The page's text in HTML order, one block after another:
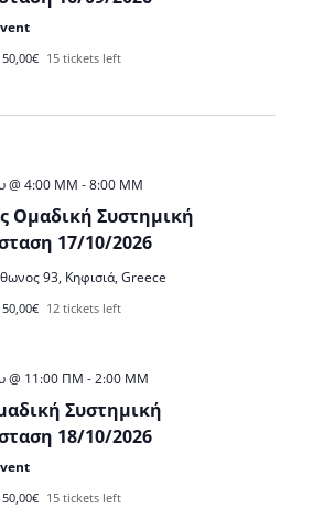
50,00€ 15 tickets left
Ομαδική Συστημική
17/10/2026
@ 4:00 ΜΜ -8:00 ΜΜ
93, Κηφισιά, Greece
50,00€ 12 tickets left
Συστημική
18/10/2026
@ 11:00 ΠΜ -2:00 ΜΜ
50,00€ 15 tickets left